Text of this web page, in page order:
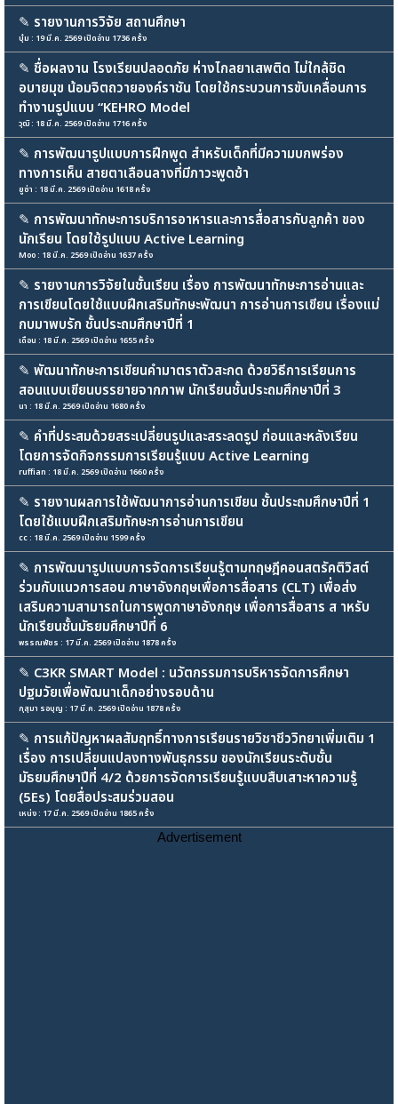
✎ รายงานการวิจัย สถานศึกษา
บุ๋ม : 19 มี.ค. 2569 เปิดอ่าน 1736 ครั้ง
✎ ชื่อผลงาน โรงเรียนปลอดภัย ห่างไกลยาเสพติด ไม่ใกล้ชิด
อบายมุข น้อมจิตถวายองค์ราชัน โดยใช้กระบวนการขับเคลื่อนการ
ทำงานรูปแบบ “KEHRO Model
วุฒิ : 18 มี.ค. 2569 เปิดอ่าน 1716 ครั้ง
✎ การพัฒนารูปแบบการฝึกพูด สำหรับเด็กที่มีความบกพร่อง
ทางการเห็น สายตาเลือนลางที่มีภาวะพูดช้า
ยูซ่า : 18 มี.ค. 2569 เปิดอ่าน 1618 ครั้ง
✎ การพัฒนาทักษะการบริการอาหารและการสื่อสารกับลูกค้า ของ
นักเรียน โดยใช้รูปแบบ Active Learning
Moo : 18 มี.ค. 2569 เปิดอ่าน 1637 ครั้ง
✎ รายงานการวิจัยในชั้นเรียน เรื่อง การพัฒนาทักษะการอ่านและ
การเขียนโดยใช้แบบฝึกเสริมทักษะพัฒนา การอ่านการเขียน เรื่องแม่
กบมาพบรัก ชั้นประถมศึกษาปีที่ 1
เดือน : 18 มี.ค. 2569 เปิดอ่าน 1655 ครั้ง
✎ พัฒนาทักษะการเขียนคำมาตราตัวสะกด ด้วยวิธีการเรียนการ
สอนแบบเขียนบรรยายจากภาพ นักเรียนชั้นประถมศึกษาปีที่ 3
นา : 18 มี.ค. 2569 เปิดอ่าน 1680 ครั้ง
✎ คำที่ประสมด้วยสระเปลี่ยนรูปและสระลดรูป ก่อนและหลังเรียน
โดยการจัดกิจกรรมการเรียนรู้แบบ Active Learning
ruffian : 18 มี.ค. 2569 เปิดอ่าน 1660 ครั้ง
✎ รายงานผลการใช้พัฒนาการอ่านการเขียน ชั้นประถมศึกษาปีที่ 1
โดยใช้แบบฝึกเสริมทักษะการอ่านการเขียน
cc : 18 มี.ค. 2569 เปิดอ่าน 1599 ครั้ง
✎ การพัฒนารูปแบบการจัดการเรียนรู้ตามทฤษฎีคอนสตรัคติวิสต์
ร่วมกับแนวการสอน ภาษาอังกฤษเพื่อการสื่อสาร (CLT) เพื่อส่ง
เสริมความสามารถในการพูดภาษาอังกฤษ เพื่อการสื่อสาร ส าหรับ
นักเรียนชั้นมัธยมศึกษาปีที่ 6
พรรณพัชร : 17 มี.ค. 2569 เปิดอ่าน 1878 ครั้ง
✎ C3KR SMART Model : นวัตกรรมการบริหารจัดการศึกษา
ปฐมวัยเพื่อพัฒนาเด็กอย่างรอบด้าน
กุสุมา รอบุญ : 17 มี.ค. 2569 เปิดอ่าน 1878 ครั้ง
✎ การแก้ปัญหาผลสัมฤทธิ์ทางการเรียนรายวิชาชีววิทยาเพิ่มเติม 1
เรื่อง การเปลี่ยนแปลงทางพันธุกรรม ของนักเรียนระดับชั้น
มัธยมศึกษาปีที่ 4/2 ด้วยการจัดการเรียนรู้แบบสืบเสาะหาความรู้
(5Es) โดยสื่อประสมร่วมสอน
เหน่ง : 17 มี.ค. 2569 เปิดอ่าน 1865 ครั้ง
Advertisement